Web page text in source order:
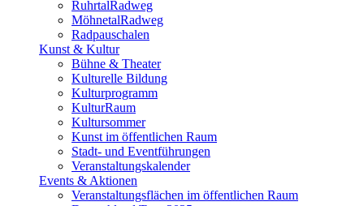
RuhrtalRadweg
MöhnetalRadweg
Radpauschalen
Kunst & Kultur
Bühne & Theater
Kulturelle Bildung
Kulturprogramm
KulturRaum
Kultursommer
Kunst im öffentlichen Raum
Stadt- und Eventführungen
Veranstaltungskalender
Events & Aktionen
Veranstaltungsflächen im öffentlichen Raum